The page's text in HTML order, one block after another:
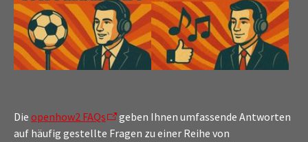
Die openhow2 FAQs
geben Ihnen umfassende Antworten
auf häufig gestellte Fragen zu einer Reihe von